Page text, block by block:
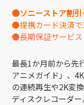
●ソニーストア割引
●提携カード決済で
●長期保証サービ
最長1か月前から先
アニメガイド」、
の連続再生や2K変
ディスクレコーダー